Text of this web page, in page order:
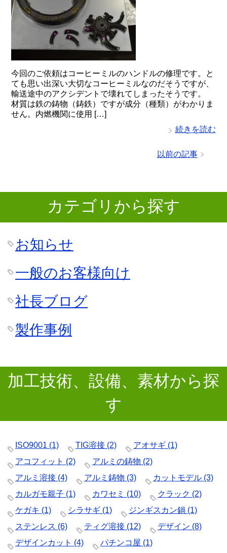
今回のご依頼はコーヒーミルのハンドルの修理です。と
ても思い出深い大切なコーヒーミルなのだそうですが、
輸送途中のアクシデントで壊れてしまったそうです。
材質は鉄の鋳物（鋳鉄）ですが成分（種類）がわかりま
せん。内燃機関に使用 […]
続きを読む
以前の記事
カテゴリから探す
お知らせ
一般のお客様向け
社長ブログ
製作事例
加工技術、設備、素材から探
す
ISO9001 (1) TIG溶接 (2) アオサギ (1)
アコフィット (2) アルミの鋳物 (2)
アルミ溶接 (4) アルミ鋳物 (3) カットモデル (3)
カルガモ親子 (1) カワセミ (10) クラック (2)
ケガキ (1) シラサギ (1) ジンギスカン鍋 (1)
ステンレス (6) ティグ溶接 (12) デザイン (8)
デザインカット (4) パチンコ屋 (1)